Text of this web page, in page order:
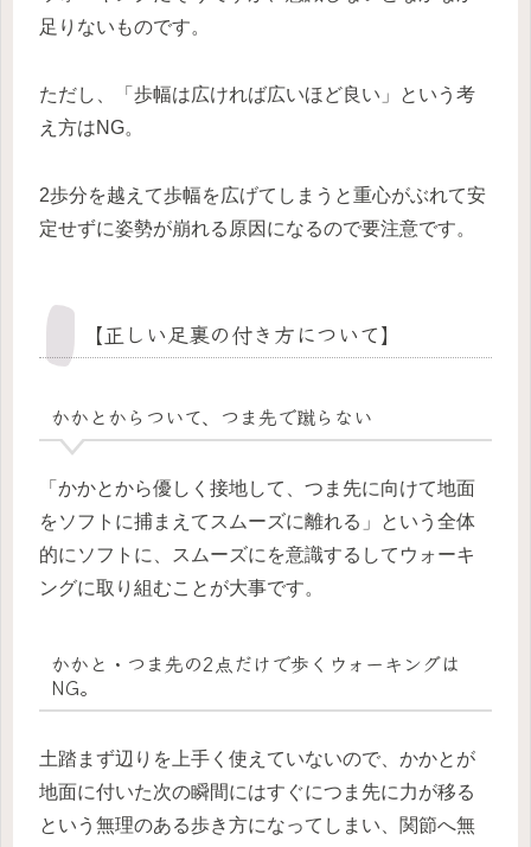
足りないものです。
ただし、「歩幅は広ければ広いほど良い」という考
え方はNG。
2歩分を越えて歩幅を広げてしまうと重心がぶれて安
定せずに姿勢が崩れる原因になるので要注意です。
【正しい足裏の付き方について】
かかとからついて、つま先で蹴らない
「かかとから優しく接地して、つま先に向けて地面
をソフトに捕まえてスムーズに離れる」という全体
的にソフトに、スムーズにを意識するしてウォーキ
ングに取り組むことが大事です。
かかと・つま先の2点だけで歩くウォーキングは
NG。
土踏まず辺りを上手く使えていないので、かかとが
地面に付いた次の瞬間にはすぐにつま先に力が移る
という無理のある歩き方になってしまい、関節へ無